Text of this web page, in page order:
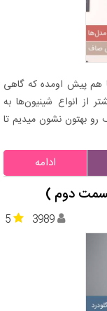
هم پیش اومده که گاهی
از انواع شینیون‌ها به
بهتون نشون میدیم تا
ادامه
دوم )
5 3989